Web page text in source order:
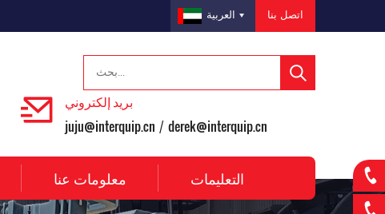
اتصل بنا العربية
بريد إلكتروني
juju@interquip.cn / derek@interquip.cn
معلومات عنا التعليمات